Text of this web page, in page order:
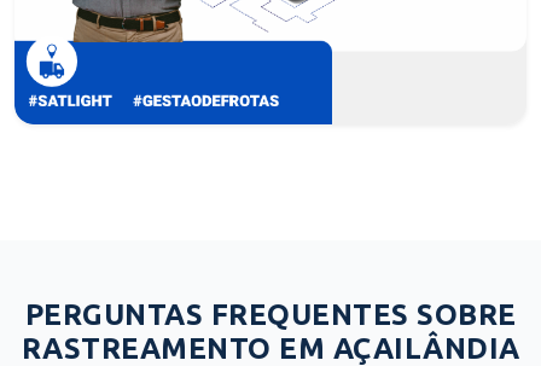
PERGUNTAS FREQUENTES SOBRE
RASTREAMENTO EM AÇAILÂNDIA